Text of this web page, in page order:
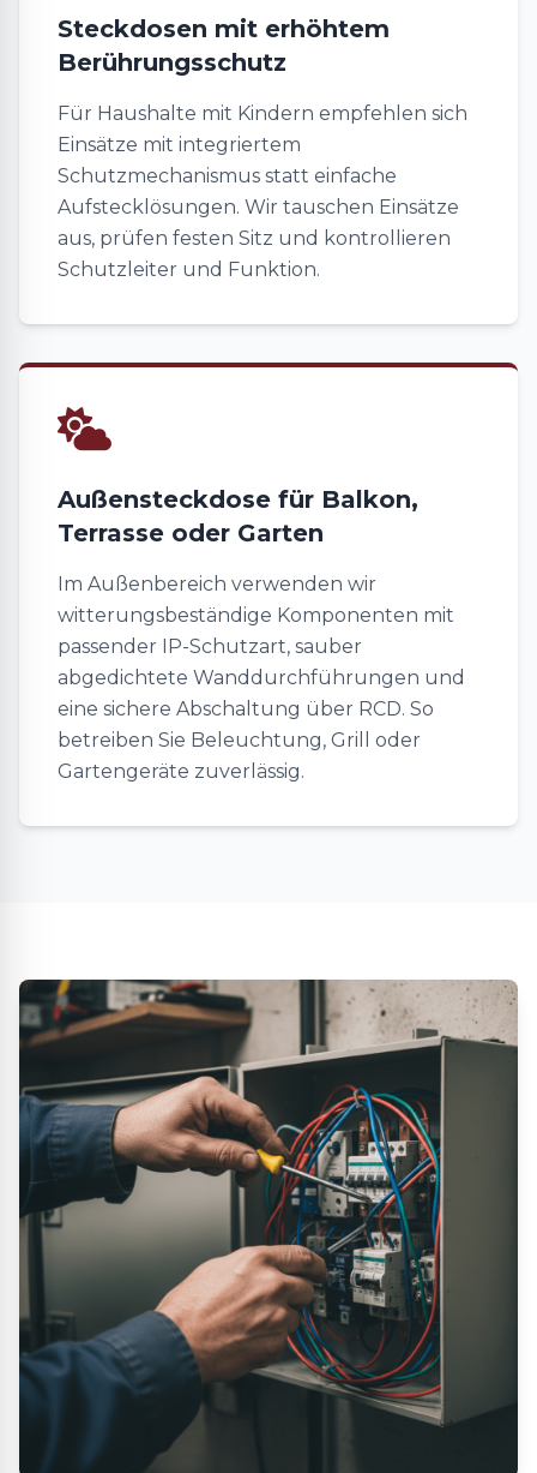
Steckdosen mit erhöhtem
Berührungsschutz
Für Haushalte mit Kindern empfehlen sich
Einsätze mit integriertem
Schutzmechanismus statt einfache
Aufstecklösungen. Wir tauschen Einsätze
aus, prüfen festen Sitz und kontrollieren
Schutzleiter und Funktion.
Außensteckdose für Balkon,
Terrasse oder Garten
Im Außenbereich verwenden wir
witterungsbeständige Komponenten mit
passender IP-Schutzart, sauber
abgedichtete Wanddurchführungen und
eine sichere Abschaltung über RCD. So
betreiben Sie Beleuchtung, Grill oder
Gartengeräte zuverlässig.